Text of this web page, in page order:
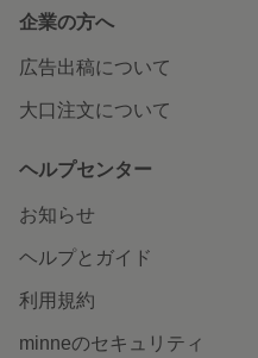
企業の方へ
広告出稿について
大口注文について
ヘルプセンター
お知らせ
ヘルプとガイド
利用規約
minneのセキュリティ